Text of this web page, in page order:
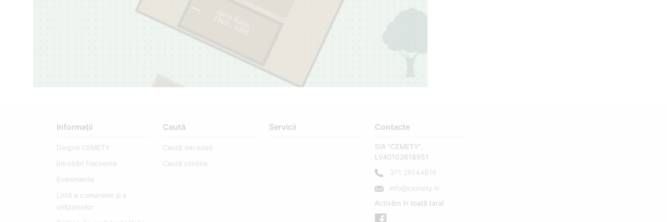
1 Igors Šutijs
1963-199
5
Informații
Despre CEMETY
Întrebări frecvente
Evenimente
Listă a comunelor și a
utilizatorilor
Caută
Caută decedați
Caută cimitire
Servicii Contacte
SIA "CEMETY",
LV40103618951
371 29144816
info@cemety.lv
Activăm în toată țara!